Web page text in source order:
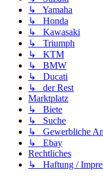
↳ Yamaha
↳ Honda
↳ Kawasaki
↳ Triumph
↳ KTM
↳ BMW
↳ Ducati
↳ der Rest
Marktplatz
↳ Biete
↳ Suche
↳ Gewerbliche
↳ Ebay
Rechtliches
↳ Haftung /